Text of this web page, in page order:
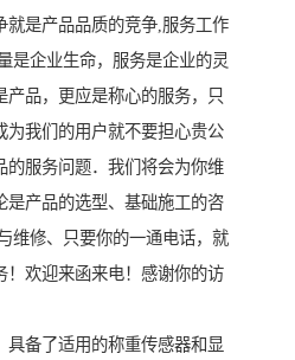
就是产品品质的竞争,服务工作
是企业生命，服务是企业的灵
产品，更应是称心的服务，只
为我们的用户就不要担心贵公
的服务问题．我们将会为你维
是产品的选型、基础施工的咨
维修、只要你的一通电话，就
！欢迎来函来电！感谢你的访
具备了适用的称重传感器和显